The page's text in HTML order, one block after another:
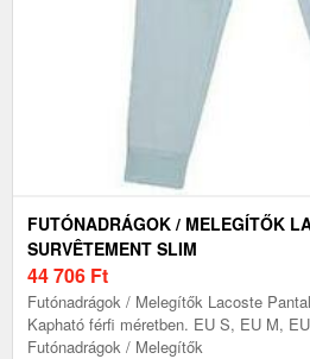
FUTÓNADRÁGOK / MELEGÍTŐK
SURVÊTEMENT SLIM
44 706 Ft
Futónadrágok / Melegítők Lacoste
Kapható férfi méretben. EU S, EU M,
Futónadrágok / Melegítők